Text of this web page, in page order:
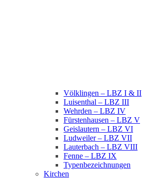
Völklingen – LBZ I & II
Luisenthal – LBZ III
Wehrden – LBZ IV
Fürstenhausen – LBZ V
Geislautern – LBZ VI
Ludweiler – LBZ VII
Lauterbach – LBZ VIII
Fenne – LBZ IX
Typenbezeichnungen
Kirchen